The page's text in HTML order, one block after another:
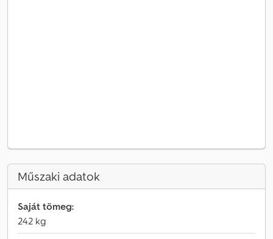
Műszaki adatok
Saját tömeg:
242 kg